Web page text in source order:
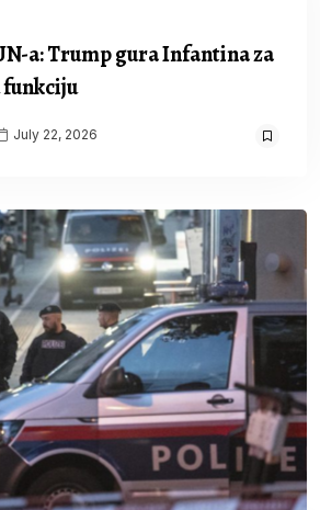
a: Trump gura Infantina za
funkciju
July 22, 2026